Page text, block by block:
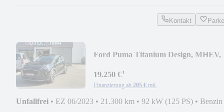
Kontakt
Ford Puma Titanium Design, MHEV,
19.250 €¹
Finanzierung ab 205 € mtl.
Unfallfrei • EZ 06/2023 • 21.300 km • 92 kW (125 PS) • Benzin